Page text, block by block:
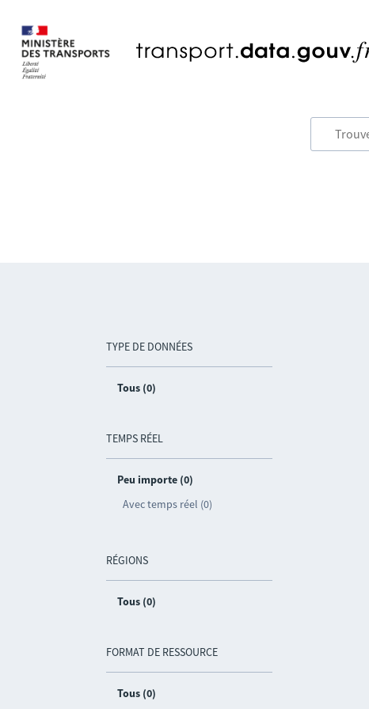
TYPE DE DONNÉES
Tous (0)
TEMPS RÉEL
Peu importe (0)
Avec temps réel (0)
RÉGIONS
Tous (0)
FORMAT DE RESSOURCE
Tous (0)